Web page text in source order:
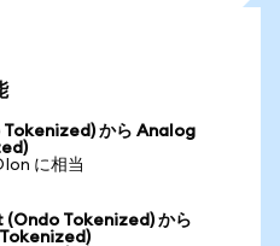
Tokenized) から Analog
に相当
Tokenized) から